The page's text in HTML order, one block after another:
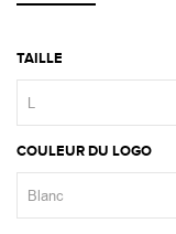
TAILLE
COULEUR DU LOGO